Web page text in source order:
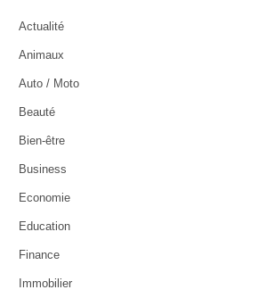
Actualité
Animaux
Auto / Moto
Beauté
Bien-être
Business
Economie
Education
Finance
Immobilier